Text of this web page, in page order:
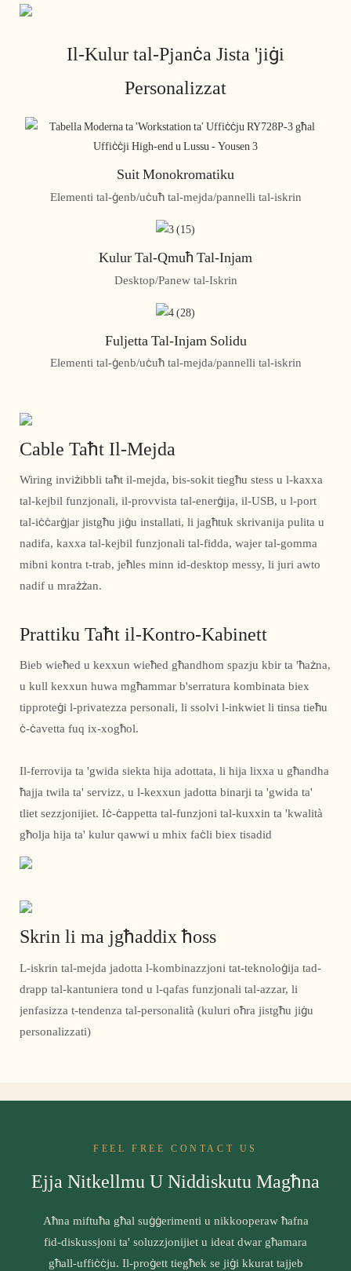
Il-Kulur tal-Pjanċa Jista 'jiġi
Personalizzat
Suit Monokromatiku
Elementi tal-ġenb/uċuħ tal-mejda/pannelli tal-iskrin
Kulur Tal-Qmuħ Tal-Injam
Desktop/Panew tal-Iskrin
Fuljetta Tal-Injam Solidu
Elementi tal-ġenb/uċuħ tal-mejda/pannelli tal-iskrin
Cable Taħt Il-Mejda
Wiring inviżibbli taħt il-mejda, bis-sokit tiegħu stess u l-kaxxa
tal-kejbil funzjonali, il-provvista tal-enerġija, il-USB, u l-port
tal-iċċarġjar jistgħu jiġu installati, li jagħtuk skrivanija pulita u
nadifa, kaxxa tal-kejbil funzjonali tal-fidda, wajer tal-gomma
mibni kontra t-trab, jeħles minn id-desktop messy, li juri awto
nadif u mrażżan.
Prattiku Taħt il-Kontro-Kabinett
Bieb wieħed u kexxun wieħed għandhom spazju kbir ta 'ħażna,
u kull kexxun huwa mgħammar b'serratura kombinata biex
tipproteġi l-privatezza personali, li ssolvi l-inkwiet li tinsa tieħu
ċ-ċavetta fuq ix-xogħol.
Il-ferrovija ta 'gwida siekta hija adottata, li hija lixxa u għandha
ħajja twila ta' servizz, u l-kexxun jadotta binarji ta 'gwida ta'
tliet sezzjonijiet. Iċ-ċappetta tal-funzjoni tal-kuxxin ta 'kwalità
għolja hija ta' kulur qawwi u mhix faċli biex tisadid
Skrin li ma jgħaddix ħoss
L-iskrin tal-mejda jadotta l-kombinazzjoni tat-teknoloġija tad-
drapp tal-kantuniera tond u l-qafas funzjonali tal-azzar, li
jenfasizza t-tendenza tal-personalità (kuluri oħra jistgħu jiġu
personalizzati)
FEEL FREE CONTACT US
Ejja Nitkellmu U Niddiskutu Magħna
Aħna miftuħa għal suġġerimenti u nikkooperaw ħafna
fid-diskussjoni ta' soluzzjonijiet u ideat dwar għamara
għall-uffiċċju. Il-proġett tiegħek se jiġi kkurat tajjeb